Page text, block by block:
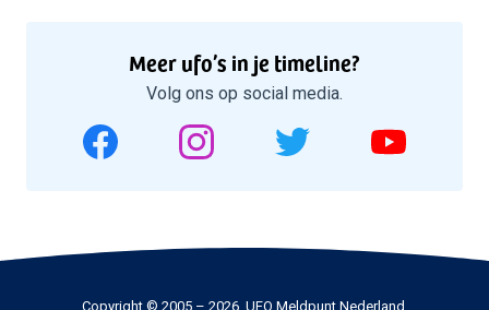
Meer ufo’s in je timeline?
Volg ons op social media.
Copyright © 2005 – 2026, UFO Meldpunt Nederland.